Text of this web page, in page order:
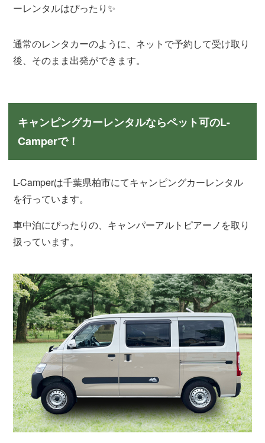
ーレンタルはぴったり✨
通常のレンタカーのように、ネットで予約して受け取り
後、そのまま出発ができます。
キャンピングカーレンタルならペット可のL-
Camperで！
L-Camperは千葉県柏市にてキャンピングカーレンタル
を行っています。
車中泊にぴったりの、キャンパーアルトピアーノを取り
扱っています。